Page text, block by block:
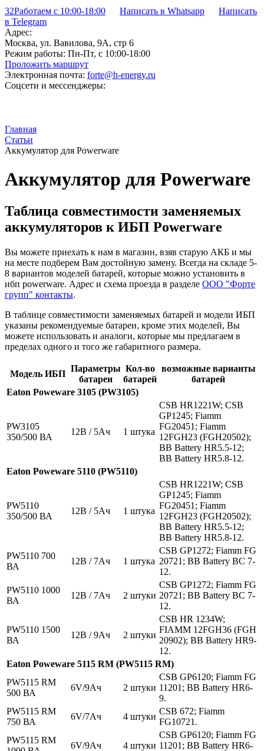
32Работаем с 10:00-18:00 Написать в Whatsapp
Написать
в Telegram
Адрес:
Москва, ул. Вавилова, 9А, стр 6
Режим работы: Пн-Пт, с 10:00-18:00
Проложить маршрут
Электронная почта: forte@h-energy.ru
Соцсети и мессенджеры:
Главная
Статьи
Аккумулятор для Powerware
Аккумулятор для Powerware
Таблица совместимости заменяемых
аккумуляторов к ИБП Powerware
Вы можете приехать к нам в магазин, взяв старую АКБ и мы
на месте подберем Вам достойную замену. Всегда на складе 5-
8 вариантов моделей батарей, которые можно установить в
ибп powerware. Адрес и схема проезда в разделе ООО "Форте
групп" контакты.
В таблице совместимости заменяемых батарей и модели ИБП
указаны рекомендуемые батареи, кроме этих моделей, Вы
можете использовать и аналоги, которые мы предлагаем в
пределах одного и того же габаритного размера.
Модель ИБП
Параметры
батареи
Кол-во
батарей
возможные варианты
батарей
Eaton Poweware 3105 (PW3105)
PW3105
350/500 ВА
12В / 5Ач 1 штука
CSB HR1221W; CSB
GP1245; Fiamm
FG20451; Fiamm
12FGH23 (FGH20502);
BB Battery HR5.5-12;
BB Battery HR5.8-12.
Eaton Poweware 5110 (PW5110)
PW5110
350/500 ВА
12В / 5Ач 1 штука
CSB HR1221W; CSB
GP1245; Fiamm
FG20451; Fiamm
12FGH23 (FGH20502);
BB Battery HR5.5-12;
BB Battery HR5.8-12.
PW5110 700
ВА
12В / 7Ач 1 штука
CSB GP1272; Fiamm FG
20721; BB Battery BC 7-
12.
PW5110 1000
ВА
12В / 7Ач 2 штуки
CSB GP1272; Fiamm FG
20721; BB Battery BC 7-
12.
PW5110 1500
ВА
12В / 9Ач 2 штуки
CSB HR 1234W;
FIAMM 12FGH36 (FGH
20902); BB Battery HR9-
12.
Eaton Poweware 5115 RM (PW5115 RM)
PW5115 RM
500 ВА
6V/9Aч 2 штуки
CSB GP6120; Fiamm FG
11201; BB Battery HR6-
9.
PW5115 RM
750 ВА
6V/7Aч 4 штуки
CSB 672; Fiamm
FG10721.
PW5115 RM
6V/9Aч 4 штуки
CSB GP6120; Fiamm FG
11201; BB Battery HR6-